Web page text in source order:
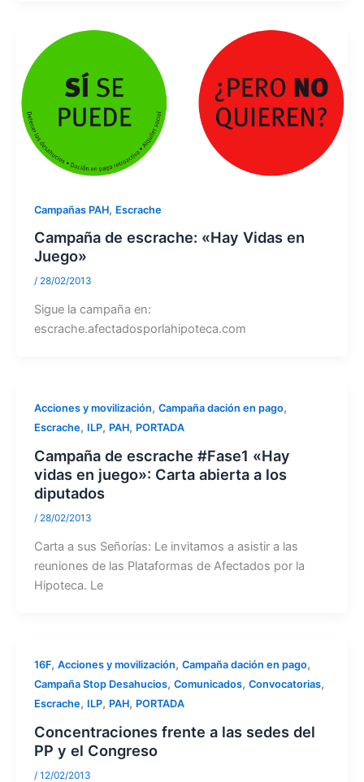
Campañas PAH, Escrache
Campaña de escrache: «Hay Vidas en
Juego»
/ 28/02/2013
Sigue la campaña en:
escrache.afectadosporlahipoteca.com
Acciones y movilización, Campaña dación en pago,
Escrache, ILP, PAH, PORTADA
Campaña de escrache #Fase1 «Hay
vidas en juego»: Carta abierta a los
diputados
/ 28/02/2013
Carta a sus Señorías: Le invitamos a asistir a las
reuniones de las Plataformas de Afectados por la
Hipoteca. Le
16F, Acciones y movilización, Campaña dación en pago,
Campaña Stop Desahucios, Comunicados, Convocatorias,
Escrache, ILP, PAH, PORTADA
Concentraciones frente a las sedes del
PP y el Congreso
/ 12/02/2013